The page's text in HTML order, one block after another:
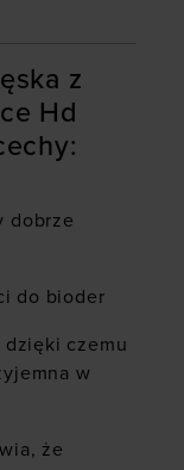
z
Hd
dobrze
do bioder
dzięki czemu
w
że